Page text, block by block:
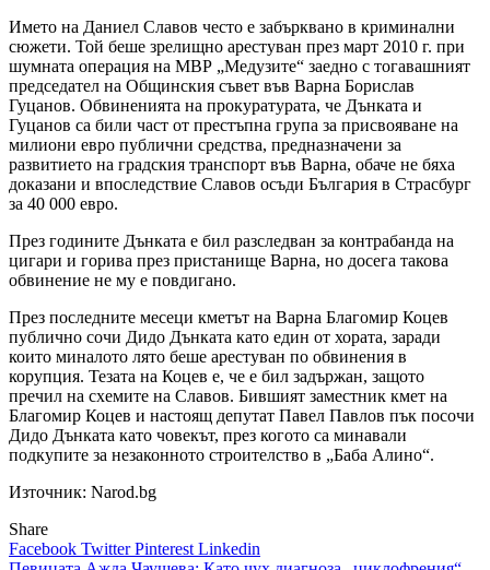
Името на Даниел Славов често е забърквано в криминални
сюжети. Той беше зрелищно арестуван през март 2010 г. при
шумната операция на МВР „Медузите“ заедно с тогавашният
председател на Общинския съвет във Варна Борислав
Гуцанов. Обвиненията на прокуратурата, че Дънката и
Гуцанов са били част от престъпна група за присвояване на
милиони евро публични средства, предназначени за
развитието на градския транспорт във Варна, обаче не бяха
доказани и впоследствие Славов осъди България в Страсбург
за 40 000 евро.
През годините Дънката е бил разследван за контрабанда на
цигари и горива през пристанище Варна, но досега такова
обвинение не му е повдигано.
През последните месеци кметът на Варна Благомир Коцев
публично сочи Дидо Дънката като един от хората, заради
които миналото лято беше арестуван по обвинения в
корупция. Тезата на Коцев е, че е бил задържан, защото
пречил на схемите на Славов. Бившият заместник кмет на
Благомир Коцев и настоящ депутат Павел Павлов пък посочи
Дидо Дънката като човекът, през когото са минавали
подкупите за незаконното строителство в „Баба Алино“.
Източник: Narod.bg
Share
Facebook TwitterPinterest Linkedin